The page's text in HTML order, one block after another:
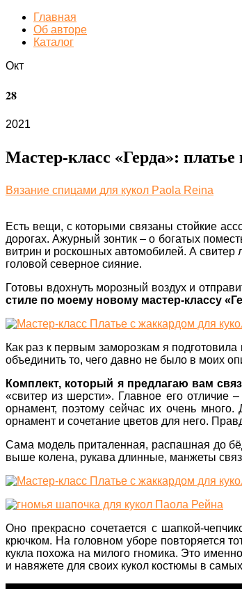
Главная
Об авторе
Каталог
Окт
28
2021
Мастер-класс «Герда»:
Вязание спицами для кукол Paola Reina
Есть вещи, с которыми связаны стойкие
дорогах. Ажурный зонтик – о богатых
витрин и роскошных автомобилей. А свитер
головой северное сияние.
Готовы вдохнуть морозный воздух и
стиле по моему новому мастер-классу
Как раз к первым заморозкам я
объединить то, чего давно не было в моих
Комплект, который я предлагаю вам
«свитер из шерсти». Главное его отличие
орнамент, поэтому сейчас их очень
орнамент и сочетание цветов для него.
Сама модель приталенная, распашная до
выше колена, рукава длинные, манжеты
Оно прекрасно сочетается с шапкой-
крючком. На головном уборе повторяется
кукла похожа на милого гномика. Это
и навяжете для своих кукол костюмы в